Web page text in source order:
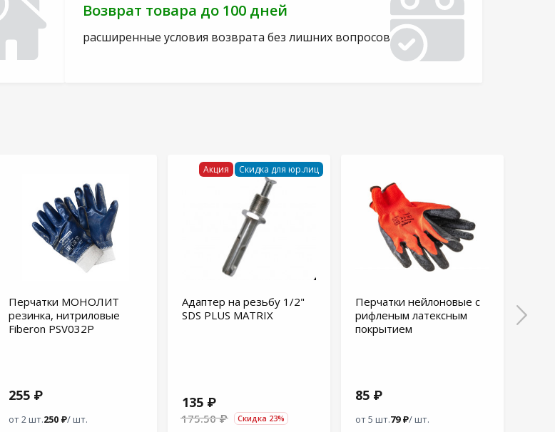
Возврат товара до 100 дней
расширенные условия возврата без лишних вопросов
Перчатки МОНОЛИТ
резинка, нитриловые
Fiberon PSV032P
255 ₽
от 2 шт.250 ₽/ шт.
Акция Скидка для юр.лиц
Адаптер на резьбу 1/2"
SDS PLUS MATRIX
135 ₽
175.50 ₽ Скидка 23%
Перчатки нейлоновые с
рифленым латексным
покрытием
85 ₽
от 5 шт.79 ₽/ шт.